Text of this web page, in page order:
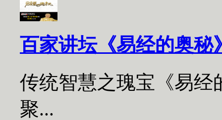
百家讲坛《易经的奥秘
传统智慧之瑰宝《易经
聚...